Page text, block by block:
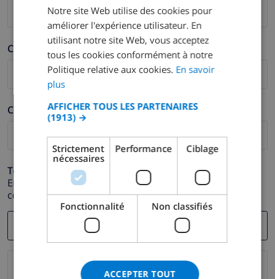
Cognom *
Correu electrònic *
Telèfon *
En cas que la direcció de correu electrònic no funcioni
correctament.
DUTCH
SPANISH
GERMAN
DANISH
Notre site Web utilise des cookies pour
améliorer l'expérience utilisateur. En
utilisant notre site Web, vous acceptez
tous les cookies conformément à notre
Politique relative aux cookies. En savoir
plus
AFFICHER TOUS LES PARTENAIRES
(1913) →
Strictement
nécessaires
Performance Ciblage
Fonctionnalité Non classifiés
ACCEPTER TOUT